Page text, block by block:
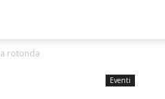
rotonda
Eventi